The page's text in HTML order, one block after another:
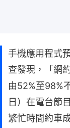
手機應用程式
查發現，「網
由52%至98%
日）在電台節
繁忙時間約車